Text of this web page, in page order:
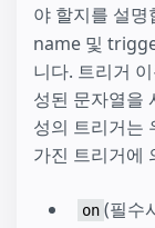
야 할지를 설명
name 및
니다. 트리거
성된 문자열을
성의 트리거는
가진 트리거에
on (필수